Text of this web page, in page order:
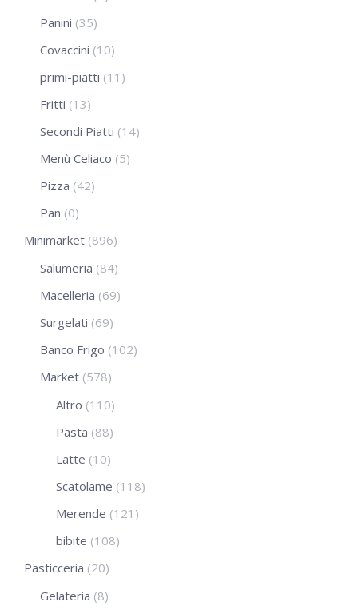
Panini (35)
Covaccini (10)
primi-piatti (11)
Fritti (13)
Secondi Piatti (14)
Menù Celiaco (5)
Pizza (42)
Pan (0)
Minimarket (896)
Salumeria (84)
Macelleria (69)
Surgelati (69)
Banco Frigo (102)
Market (578)
Altro (110)
Pasta (88)
Latte (10)
Scatolame (118)
Merende (121)
bibite (108)
Pasticceria (20)
Gelateria (8)